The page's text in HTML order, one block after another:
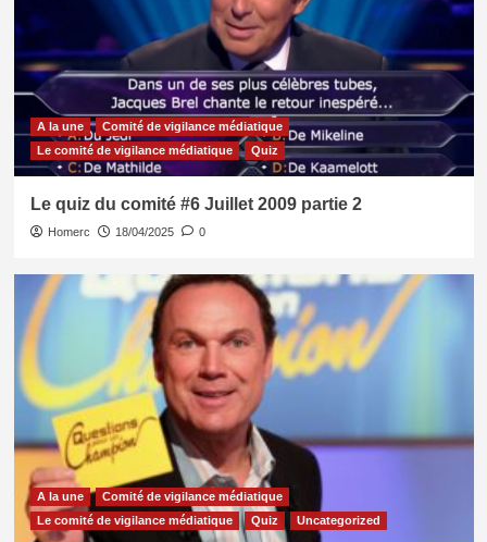
A la une
Comité de vigilance médiatique
Le comité de vigilance médiatique
Quiz
Le quiz du comité #6 Juillet 2009 partie 2
Homerc 18/04/2025 0
A la une
Comité de vigilance médiatique
Le comité de vigilance médiatique
Quiz Uncategorized